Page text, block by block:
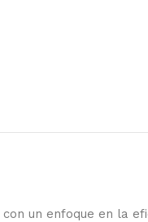
un enfoque en la